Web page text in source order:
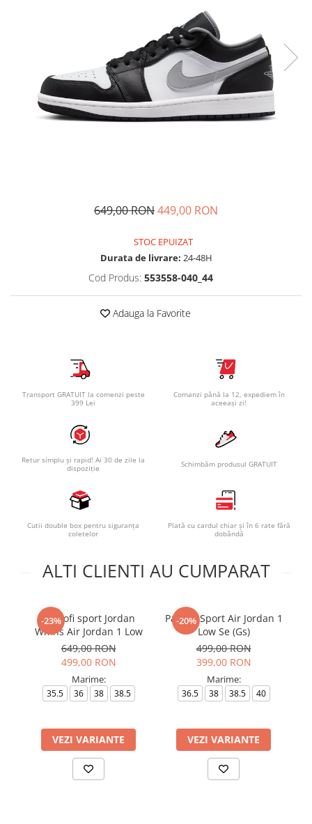
Pantaloni scurti Copii
Accesorii
Ingrijire incaltaminte
649,00 RON449,00 RON
STOC EPUIZAT
Durata de livrare: 24-48H
Cod Produs: 553558-040_44
Adauga la Favorite
Transport GRATUIT la comenzi peste
399 Lei
Comanzi până la 12, expediem în
aceeași zi!
Retur simplu și rapid! Ai 30 de zile la
dispoziție
Schimbăm produsul GRATUIT
Cutii double box pentru siguranța
coletelor
Plată cu cardul chiar și în 6 rate fără
dobândă
ALTI CLIENTI AU CUMPARAT
-23%
Pantofi sport Jordan
Wmns Air Jordan 1 Low
649,00 RON
499,00 RON
Marime:
35.5 36 38 38.5
VEZI VARIANTE
-20%
Pantofi Sport Air Jordan 1
Low Se (Gs)
499,00 RON
399,00 RON
Marime:
36.5 38 38.5 40
VEZI VARIANTE